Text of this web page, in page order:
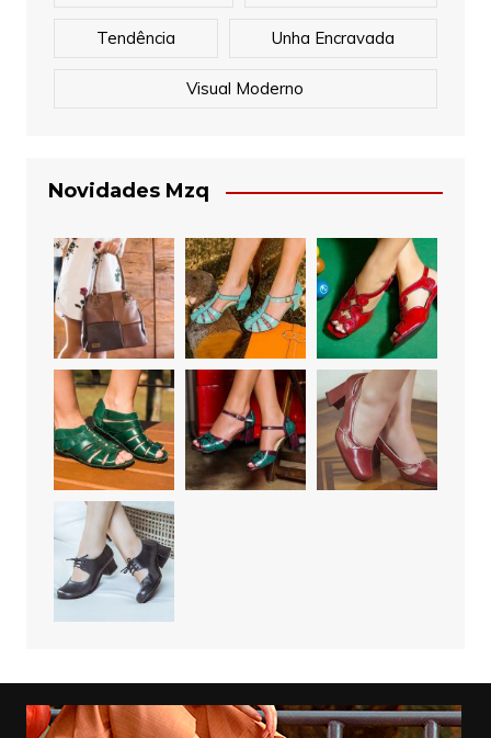
Tendência Unha Encravada
Visual Moderno
Novidades Mzq